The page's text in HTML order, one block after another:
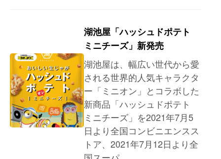
湖池屋「ハッシュドポテト
ミニチーズ」新発売
湖池屋は、幅広い世代から愛
される世界的人気キャラクタ
ー「ミニオン」とコラボした
新商品「ハッシュドポテト
ミニチーズ」を2021年7月5
日より全国コンビニエンスス
トア、2021年7月12日より全